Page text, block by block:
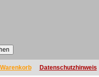
Warenkorb Datenschutzhinweis